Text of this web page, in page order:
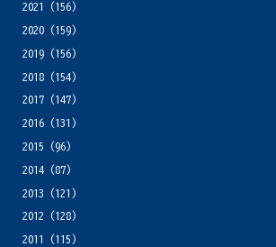
2021
(156)
2020(159)
2019(156)
2018(154)
2017(147)
2016(131)
2015 (96)
2014(87)
2013 (121)
2012 (128)
2011
(115)